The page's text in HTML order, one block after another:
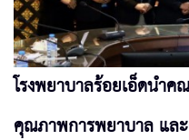
โรงพยาบาลร้อยเอ็ดนำ
คุณภาพการพยาบาล แล